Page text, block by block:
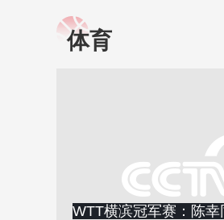
体育
WTT横滨冠军赛：陈幸